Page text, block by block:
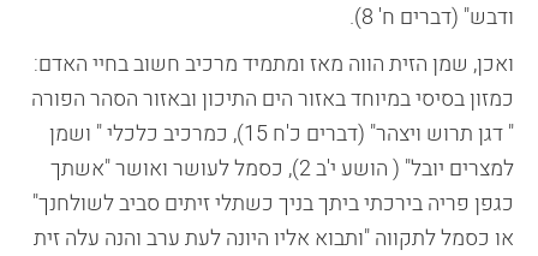
ודבש" (דברים ח' 8).
ואכן, שמן הזית הווה מאז ומתמיד מרכיב חשוב בחיי האדם:
כמזון בסיסי במיוחד באזור הים התיכון ובאזור הסהר הפורה
" דגן תרוש ויצהר" (דברים כ'ח 15), כמרכיב כלכלי " ושמן
למצרים יובל" ( הושע י'ב 2), כסמל לעושר ואושר "אשתך
כגפן פריה בירכתי ביתך בניך כשתלי זיתים סביב לשולחנך"
או כסמל לתקווה "ותבוא אליו היונה לעת ערב והנה עלה זית